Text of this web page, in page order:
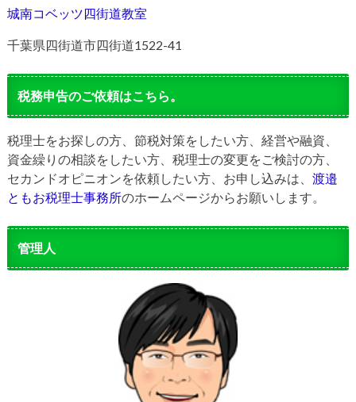
城南コベッツ四街道教室
千葉県四街道市四街道1522-41
税務申告のご依頼はこちら。
税理士をお探しの方、節税対策をしたい方、経営や融資、
資金繰りの相談をしたい方、税理士の変更をご検討の方、
セカンドオピニオンを依頼したい方、お申し込みは、 渡邉
ともお税理士事務所のホームページからお願いします。
管理人